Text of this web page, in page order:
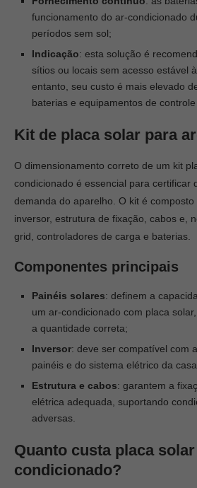
funcionamento do ar-condicionado
períodos sem sol;
Indicação: esta solução é
sítios ou locais sem acesso estável
entanto, seu custo é mais elevado
baterias e equipamentos de controle
Kit de placa solar para
O dimensionamento correto de um kit
condicionado é essencial para certificar
demanda do aparelho. O kit é composto
inversor, estrutura de fixação, cabos e,
grid, controladores de carga e baterias.
Componentes principais
Painéis solares: definem a
um ar-condicionado com placa
a quantidade correta;
Inversor: deve ser compatível com
painéis e do sistema elétrico da
Estrutura e cabos: garantem a
elétrica adequada, suportando
adversas.
Quanto custa placa
condicionado?